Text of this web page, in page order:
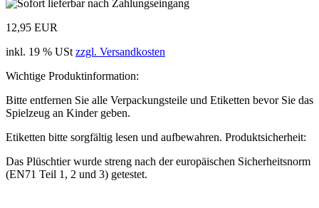
12,95 EUR
inkl. 19 % USt zzgl. Versandkosten
Wichtige Produktinformation:
Bitte entfernen Sie alle Verpackungsteile und Etiketten bevor Sie das
Spielzeug an Kinder geben.
Etiketten bitte sorgfältig lesen und aufbewahren. Produktsicherheit:
Das Plüschtier wurde streng nach der europäischen Sicherheitsnorm
(EN71 Teil 1, 2 und 3) getestet.